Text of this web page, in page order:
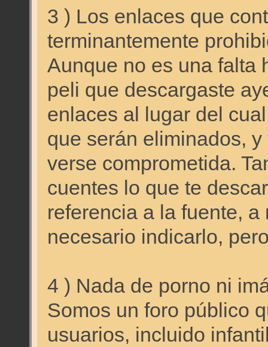
3 ) Los enlaces que
terminantemente
Aunque no es una falta
peli que descargaste
enlaces al lugar del
que serán eliminados,
verse comprometida.
cuentes lo que te
referencia a la fuente,
necesario indicarlo,
4 ) Nada de porno ni
Somos un foro público
usuarios, incluido